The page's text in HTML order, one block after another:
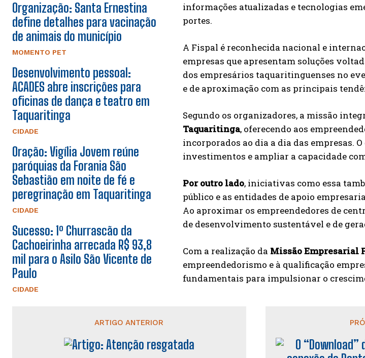
Organização: Santa Ernestina
define detalhes para vacinação
de animais do município
MOMENTO PET
Desenvolvimento pessoal:
ACADES abre inscrições para
oficinas de dança e teatro em
Taquaritinga
CIDADE
Oração: Vigília Jovem reúne
paróquias da Forania São
Sebastião em noite de fé e
peregrinação em Taquaritinga
CIDADE
Sucesso: 1º Churrascão da
Cachoeirinha arrecada R$ 93,8
mil para o Asilo São Vicente de
Paulo
CIDADE
informações atualizadas e tecnologias
portes.
A Fispal é reconhecida nacional e
empresas que apresentam soluções
dos empresários taquaritinguenses no
e de aproximação com as principais
Segundo os organizadores, a missão
Taquaritinga, oferecendo aos
incorporados ao dia a dia das empresas.
investimentos e ampliar a capacidade
Por outro lado, iniciativas como essa
público e as entidades de apoio
Ao aproximar os empreendedores de
de desenvolvimento sustentável e de
Com a realização da Missão Empresarial
empreendedorismo e à qualificação
fundamentais para impulsionar o
ARTIGO ANTERIOR